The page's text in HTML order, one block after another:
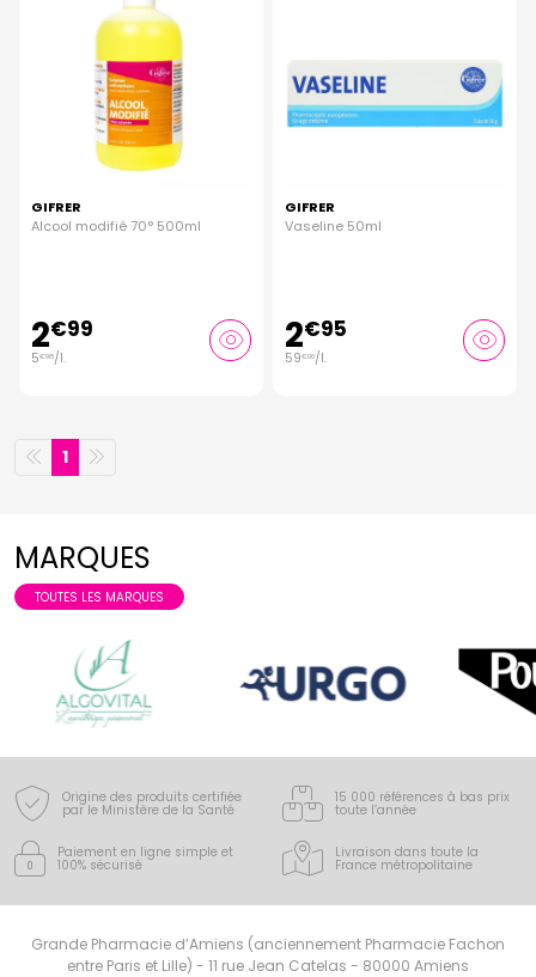
GIFRER
Alcool modifié 70° 500ml
2€99
5€98/l.
GIFRER
Vaseline 50ml
2€95
59€00/l.
1
MARQUES
TOUTES LES MARQUES
Origine des produits certifiée
par le Ministère de la Santé
15 000 références à bas prix
toute l’année
Paiement en ligne simple et
100% sécurisé
Livraison dans toute la
France métropolitaine
Grande Pharmacie d’Amiens (anciennement Pharmacie Fachon
entre Paris et Lille) - 11 rue Jean Catelas - 80000 Amiens